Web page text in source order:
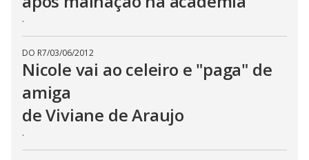
.
DO R7/03/06/2012
Nicole vai ao celeiro e "paga" de
amiga
de Viviane de Araujo
.